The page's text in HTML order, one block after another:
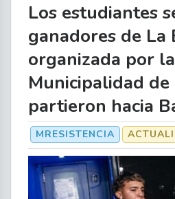
Los estudiantes
ganadores de La
organizada por la
Municipalidad de
partieron hacia
MRESISTENCIA